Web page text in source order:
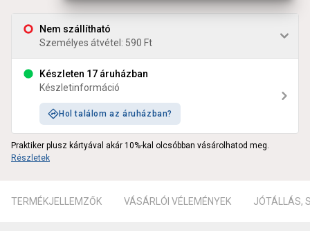
Nem szállítható
Személyes átvétel: 590 Ft
Készleten 17 áruházban
Készletinformáció
Hol találom az áruházban?
Praktiker plusz kártyával akár 10%-kal olcsóbban vásárolhatod meg.
Részletek
TERMÉKJELLEMZŐK VÁSÁRLÓI VÉLEMÉNYEK JÓTÁLLÁS,